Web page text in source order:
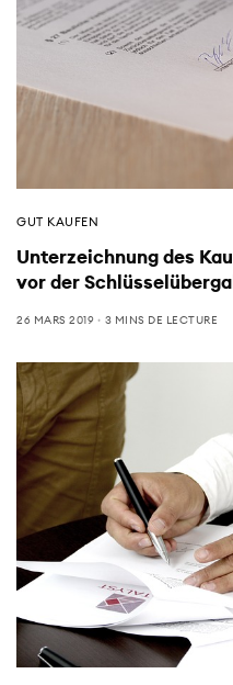
GUT KAUFEN
Unterzeichnung des
vor der
26 MARS 2019 3 MINS DE LECTURE